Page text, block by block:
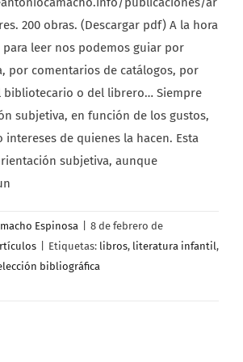
200 obras. (Descargar pdf) A la hora
leer nos podemos guiar por
por comentarios de catálogos, por
bibliotecario o del librero… Siempre
subjetiva, en función de los gustos,
intereses de quienes la hacen. Esta
subjetiva, aunque
Espinosa
8 de febrero de
Etiquetas: libros, literatura infantil,
bibliográfica